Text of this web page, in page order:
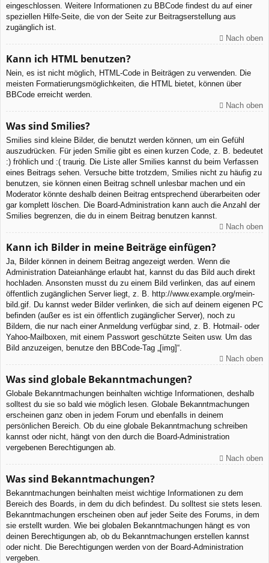
eingeschlossen. Weitere Informationen zu BBCode findest du auf einer
speziellen Hilfe-Seite, die von der Seite zur Beitragserstellung aus
zugänglich ist.
Nach oben
Kann ich HTML benutzen?
Nein, es ist nicht möglich, HTML-Code in Beiträgen zu verwenden. Die
meisten Formatierungsmöglichkeiten, die HTML bietet, können über
BBCode erreicht werden.
Nach oben
Was sind Smilies?
Smilies sind kleine Bilder, die benutzt werden können, um ein Gefühl
auszudrücken. Für jeden Smilie gibt es einen kurzen Code, z. B. bedeutet
:) fröhlich und :( traurig. Die Liste aller Smilies kannst du beim Verfassen
eines Beitrags sehen. Versuche bitte trotzdem, Smilies nicht zu häufig zu
benutzen, sie können einen Beitrag schnell unlesbar machen und ein
Moderator könnte deshalb deinen Beitrag entsprechend überarbeiten oder
gar komplett löschen. Die Board-Administration kann auch die Anzahl der
Smilies begrenzen, die du in einem Beitrag benutzen kannst.
Nach oben
Kann ich Bilder in meine Beiträge einfügen?
Ja, Bilder können in deinem Beitrag angezeigt werden. Wenn die
Administration Dateianhänge erlaubt hat, kannst du das Bild auch direkt
hochladen. Ansonsten musst du zu einem Bild verlinken, das auf einem
öffentlich zugänglichen Server liegt, z. B. http://www.example.org/mein-
bild.gif. Du kannst weder Bilder verlinken, die sich auf deinem eigenen PC
befinden (außer es ist ein öffentlich zugänglicher Server), noch zu
Bildern, die nur nach einer Anmeldung verfügbar sind, z. B. Hotmail- oder
Yahoo-Mailboxen, mit einem Passwort geschützte Seiten usw. Um das
Bild anzuzeigen, benutze den BBCode-Tag „[img]“.
Nach oben
Was sind globale Bekanntmachungen?
Globale Bekanntmachungen beinhalten wichtige Informationen, deshalb
solltest du sie so bald wie möglich lesen. Globale Bekanntmachungen
erscheinen ganz oben in jedem Forum und ebenfalls in deinem
persönlichen Bereich. Ob du eine globale Bekanntmachung schreiben
kannst oder nicht, hängt von den durch die Board-Administration
vergebenen Berechtigungen ab.
Nach oben
Was sind Bekanntmachungen?
Bekanntmachungen beinhalten meist wichtige Informationen zu dem
Bereich des Boards, in dem du dich befindest. Du solltest sie stets lesen.
Bekanntmachungen erscheinen oben auf jeder Seite des Forums, in dem
sie erstellt wurden. Wie bei globalen Bekanntmachungen hängt es von
deinen Berechtigungen ab, ob du Bekanntmachungen erstellen kannst
oder nicht. Die Berechtigungen werden von der Board-Administration
vergeben.